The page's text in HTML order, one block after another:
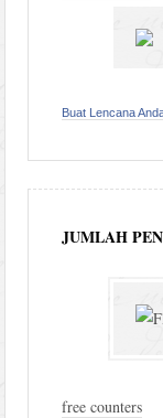
Buat Lencana
JUMLAH
free counters